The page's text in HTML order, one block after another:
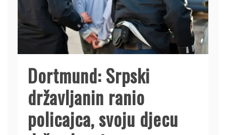
Dortmund: Srpski
državljanin ranio
policajca, svoju djecu